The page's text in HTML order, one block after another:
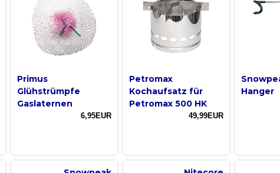
Primus
Glühstrümpfe
Gaslaternen
6,95EUR
Petromax
Kochaufsatz für
Petromax 500 HK
49,99EUR
Hanger